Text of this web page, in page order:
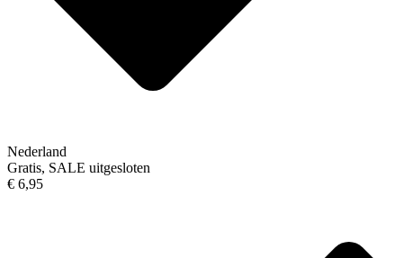
Nederland
Gratis, SALE uitgesloten
€ 6,95